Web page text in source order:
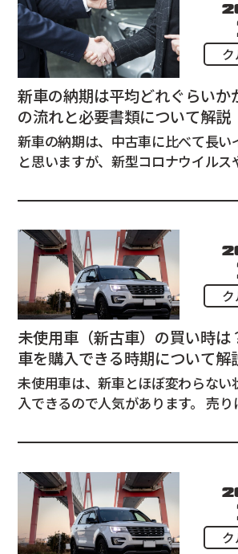
新車の納期は平均どれぐらいか
の流れと必要書類について解説
新車の納期は、中古車に比べて長い
と思いますが、新型コロナウイルス
から新車を購入する場合は、平均ど
うればいいのでし
未使用車（新古車）の買い時は
車を購入できる時期について解
未使用車は、新車とほぼ変わらない
入できるので人気があります。 売りに出されてもすぐ
も読めないので購入したいけれど困
ーで登録される時期が大体決まって